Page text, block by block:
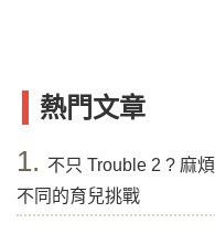
熱門文章
1. 不只 Trouble 2 ? 麻
不同的育兒挑戰